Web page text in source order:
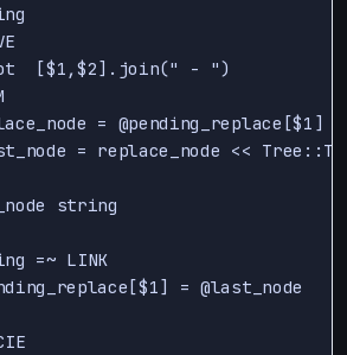
[$1,$2].join(" - ")
= @pending_replace[$1]
= replace_node <<
string
=~ LINK
= @last_node